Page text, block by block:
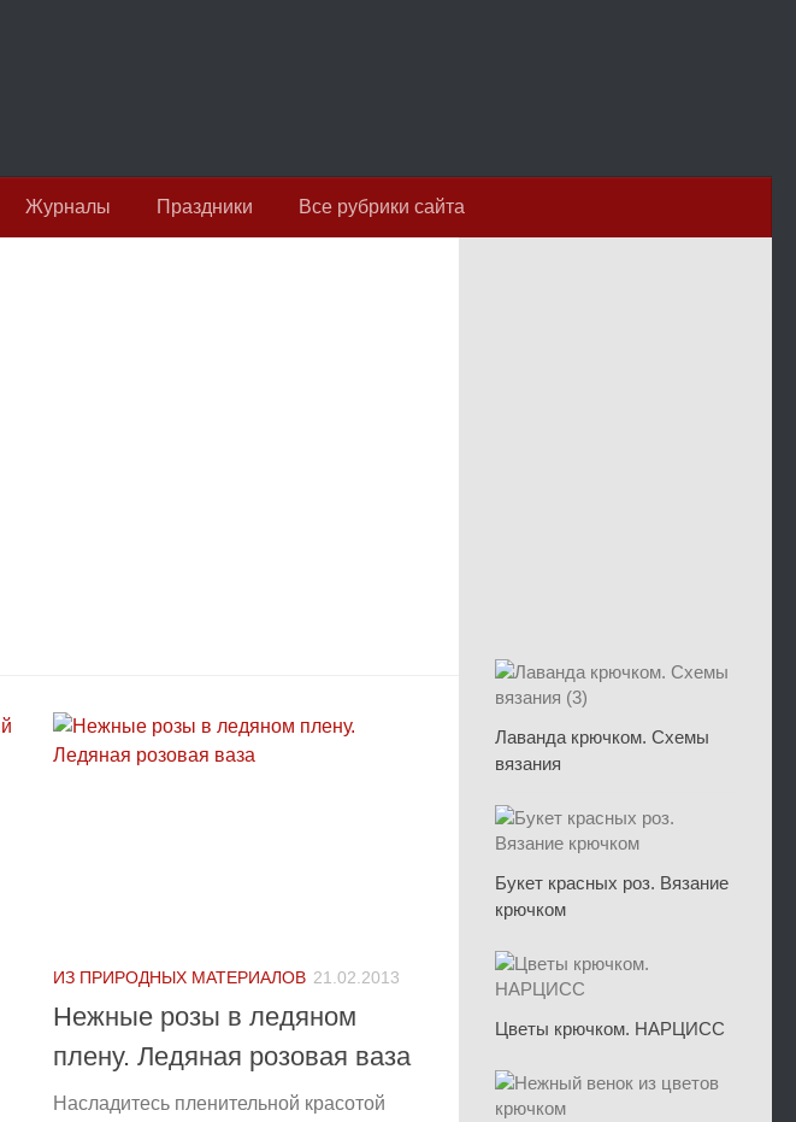
Журналы Праздники Все рубрики сайта
ИЗ ПРИРОДНЫХ МАТЕРИАЛОВ 21.02.2013
Нежные розы в ледяном
плену. Ледяная розовая ваза
Насладитесь пленительной красотой
Лаванда крючком. Схемы
вязания
Букет красных роз. Вязание
крючком
Цветы крючком. НАРЦИСС